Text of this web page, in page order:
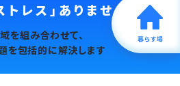
トレス」ありませんか？
を組み合わせて、
を包括的に解決します
リューションを見る